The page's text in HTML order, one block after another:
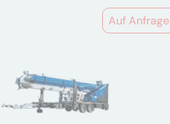
Auf Anfrage